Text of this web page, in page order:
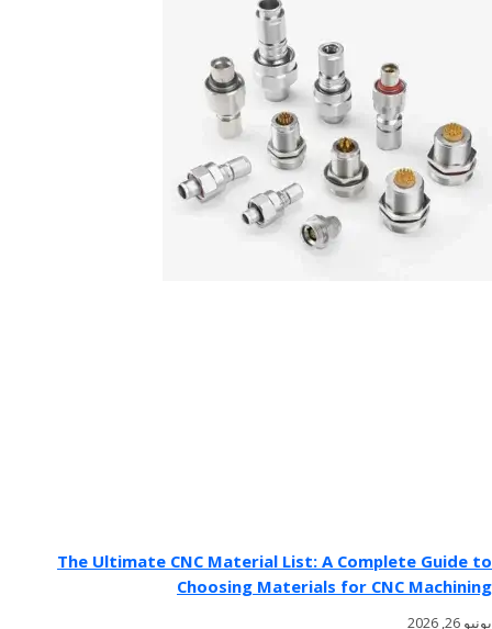
The Ultimate CNC Material List: A Complete Guide to
Choosing Materials for CNC Machining
يونيو 26, 2026